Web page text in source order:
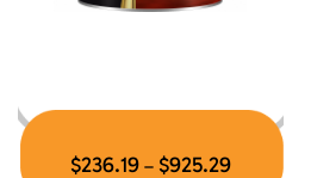
$236.19– $925.29